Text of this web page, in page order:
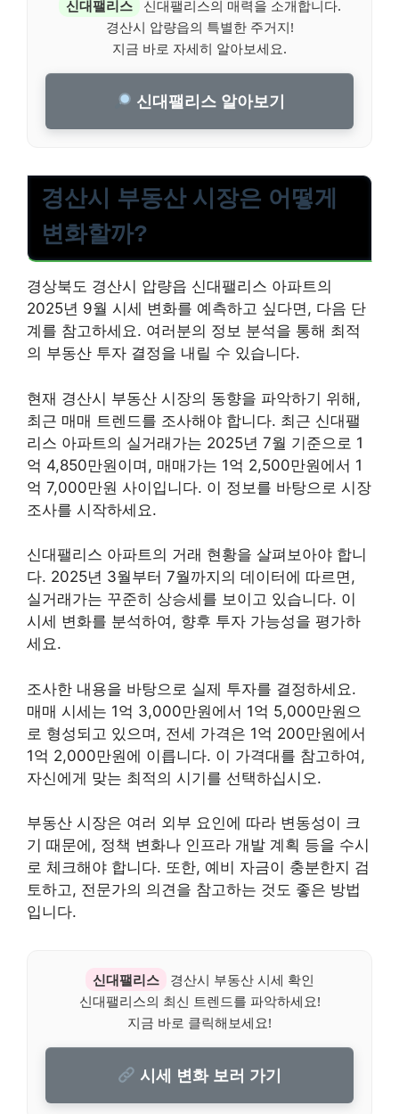
신대팰리스
신대팰리스의 매력을 소개합니다.
경산시 압량읍의 특별한 주거지!
지금 바로 자세히 알아보세요.
신대팰리스 알아보기
경산시 부동산 시장은 어떻게
변화할까?
경상북도 경산시 압량읍 신대팰리스 아파트의
2025년 9월 시세 변화를 예측하고 싶다면, 다음 단
계를 참고하세요. 여러분의 정보 분석을 통해 최적
의 부동산 투자 결정을 내릴 수 있습니다.
현재 경산시 부동산 시장의 동향을 파악하기 위해,
최근 매매 트렌드를 조사해야 합니다. 최근 신대팰
리스 아파트의 실거래가는 2025년 7월 기준으로 1
억 4,850만원이며, 매매가는 1억 2,500만원에서 1
억 7,000만원 사이입니다. 이 정보를 바탕으로 시장
조사를 시작하세요.
신대팰리스 아파트의 거래 현황을 살펴보아야 합니
다. 2025년 3월부터 7월까지의 데이터에 따르면,
실거래가는 꾸준히 상승세를 보이고 있습니다. 이
시세 변화를 분석하여, 향후 투자 가능성을 평가하
세요.
조사한 내용을 바탕으로 실제 투자를 결정하세요.
매매 시세는 1억 3,000만원에서 1억 5,000만원으
로 형성되고 있으며, 전세 가격은 1억 200만원에서
1억 2,000만원에 이릅니다. 이 가격대를 참고하여,
자신에게 맞는 최적의 시기를 선택하십시오.
부동산 시장은 여러 외부 요인에 따라 변동성이 크
기 때문에, 정책 변화나 인프라 개발 계획 등을 수시
로 체크해야 합니다. 또한, 예비 자금이 충분한지 검
토하고, 전문가의 의견을 참고하는 것도 좋은 방법
입니다.
신대팰리스
경산시 부동산 시세 확인
신대팰리스의 최신 트렌드를 파악하세요!
지금 바로 클릭해보세요!
시세 변화 보러 가기